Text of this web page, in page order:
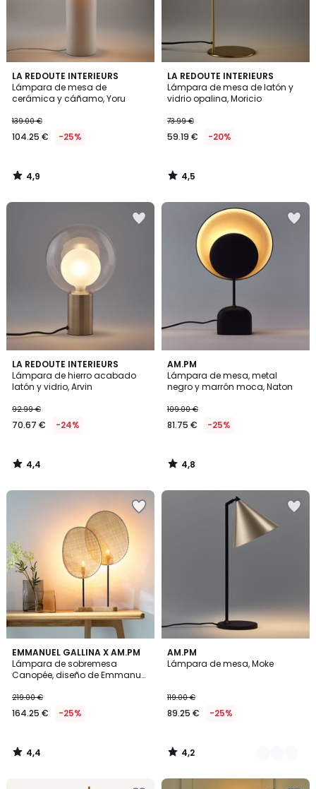
LA REDOUTE INTERIEURS
Lámpara de mesa de
cerámica y cáñamo, Yoru
139.00 €
104.25 € -25%
4,9
/ 5
4,9
/
LA REDOUTE INTERIEURS
Lámpara de mesa de latón y
vidrio opalina, Moricio
73.99 €
59.19 € -20%
4,5
/ 5
4,5
/
LA REDOUTE INTERIEURS
Lámpara de hierro acabado
latón y vidrio, Arvin
92.99 €
70.67 € -24%
4,4
/ 5
4,4
/
AM.PM
Lámpara de mesa, metal
negro y marrón moca, Naton
109.00 €
81.75 € -25%
4,8
/ 5
4,8
/
EMMANUEL GALLINA X AM.PM
Lámpara de sobremesa
Canopée, diseño de Emmanuel
219.00 €
164.25 € -25%
4,4
/ 5
4,4
/
AM.PM
Lámpara de mesa, Moke
119.00 €
89.25 € -25%
4,2
/ 5
2
Colores
4,2
/